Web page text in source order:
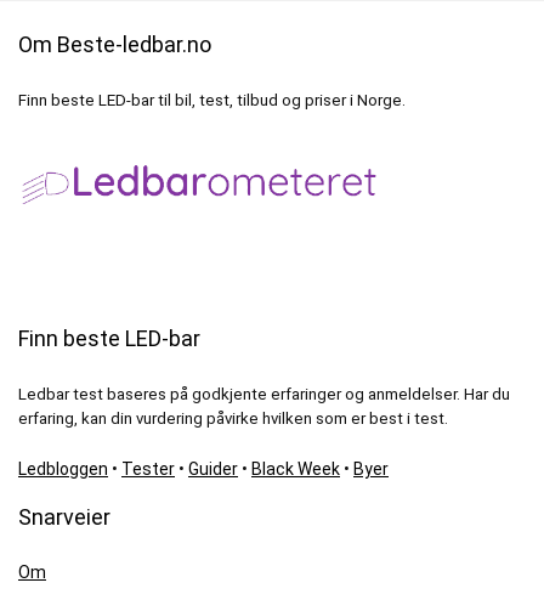
Om Beste-ledbar.no
Finn beste LED-bar til bil, test, tilbud og priser i Norge.
Finn beste LED-bar
Ledbar test baseres på godkjente erfaringer og anmeldelser. Har du
erfaring, kan din vurdering påvirke hvilken som er best i test.
Ledbloggen • Tester • Guider • Black Week • Byer
Snarveier
Om